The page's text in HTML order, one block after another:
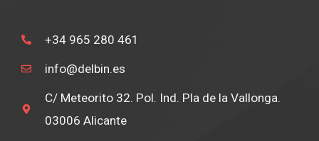
+34 965 280 461
info@delbin.es
C/ Meteorito 32. Pol. Ind. Pla de la Vallonga.
03006 Alicante